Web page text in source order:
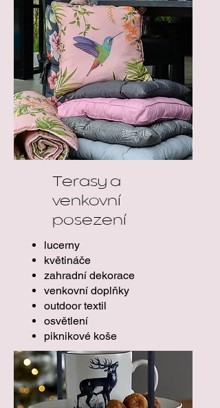
Terasy a
venkovní
posezení
lucerny
květináče
zahradní dekorace
venkovní doplňky
outdoor textil
osvětlení
piknikové koše